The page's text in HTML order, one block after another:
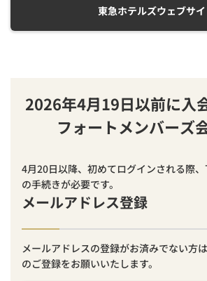
東急ホテルズウェブサイ
2026年4月19日以前に入
フォートメンバーズ
4月20日以降、初めてログインされる際
の手続きが必要です。
メールアドレス登録
メールアドレスの登録がお済みでない方
のご登録をお願いいたします。